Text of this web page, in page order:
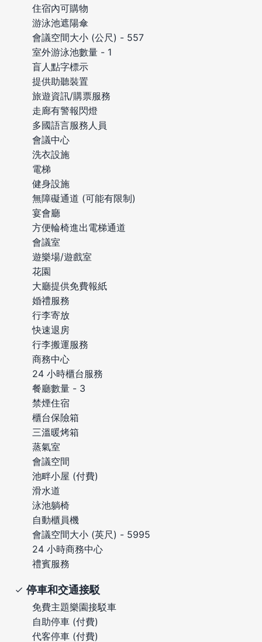
住宿內可購物
游泳池遮陽傘
會議空間大小 (公尺) - 557
室外游泳池數量 - 1
盲人點字標示
提供助聽裝置
旅遊資訊/購票服務
走廊有警報閃燈
多國語言服務人員
會議中心
洗衣設施
電梯
健身設施
無障礙通道 (可能有限制)
宴會廳
方便輪椅進出電梯通道
會議室
遊樂場/遊戲室
花園
大廳提供免費報紙
婚禮服務
行李寄放
快速退房
行李搬運服務
商務中心
24 小時櫃台服務
餐廳數量 - 3
禁煙住宿
櫃台保險箱
三溫暖烤箱
蒸氣室
會議空間
池畔小屋 (付費)
滑水道
泳池躺椅
自動櫃員機
會議空間大小 (英尺) - 5995
24 小時商務中心
禮賓服務
停車和交通接駁
免費主題樂園接駁車
自助停車 (付費)
代客停車 (付費)